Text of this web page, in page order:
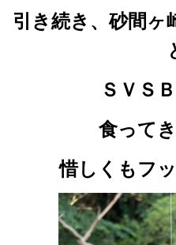
引き続き、砂間ヶ
ＳＶＳ
食って
惜しくもフ